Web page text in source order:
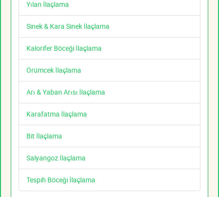
Yılan İlaçlama
Sinek & Kara Sinek İlaçlama
Kalorifer Böceği İlaçlama
Örümcek İlaçlama
Arı & Yaban Arısı İlaçlama
Karafatma İlaçlama
Bit İlaçlama
Salyangoz İlaçlama
Tespih Böceği İlaçlama